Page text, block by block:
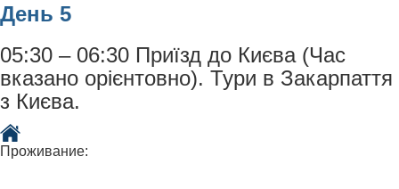
День 5
05:30 – 06:30 Приїзд до Києва (Час
вказано орієнтовно). Тури в Закарпаття
з Києва.
Проживание: